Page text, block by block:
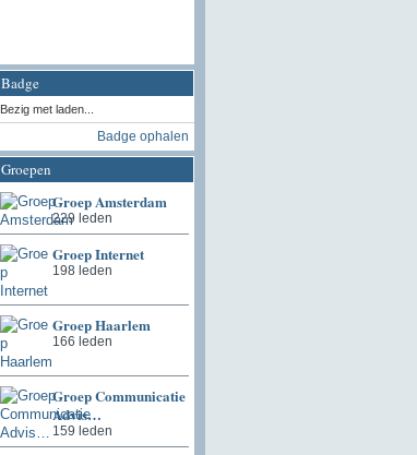
Badge
Bezig met laden...
Badge ophalen
Groepen
Groep Amsterdam
229 leden
Groep Internet
198 leden
Groep Haarlem
166 leden
Groep Communicatie
Advis…
159 leden